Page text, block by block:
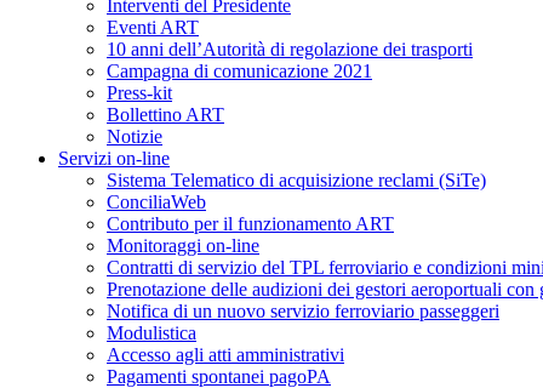
Interventi del Presidente
Eventi ART
10 anni dell’Autorità di regolazione dei trasporti
Campagna di comunicazione 2021
Press-kit
Bollettino ART
Notizie
Servizi on-line
Sistema Telematico di acquisizione reclami (SiTe)
ConciliaWeb
Contributo per il funzionamento ART
Monitoraggi on-line
Contratti di servizio del TPL ferroviario e condizioni
Prenotazione delle audizioni dei gestori aeroportuali con
Notifica di un nuovo servizio ferroviario passeggeri
Modulistica
Accesso agli atti amministrativi
Pagamenti spontanei pagoPA